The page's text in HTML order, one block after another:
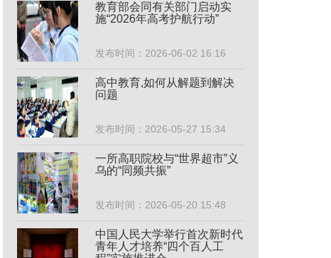
教育部会同有关部门启动实
施“2026年高考护航行动”
发布时间：2026-06-02 16:16
高中教育,如何从解题到解决
问题
发布时间：2026-05-27 15:34
一所高职院校与“世界超市”义
乌的“同频共振”
发布时间：2026-05-20 15:48
中国人民大学举行首次新时代
青年人才培养“四个百人工